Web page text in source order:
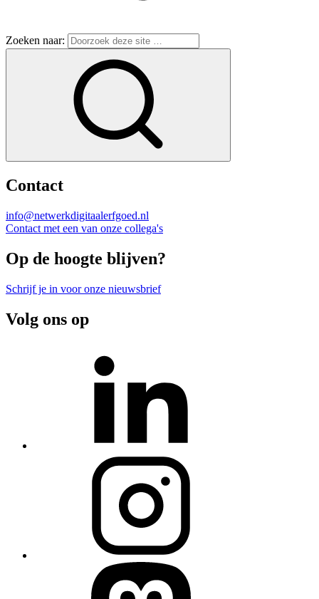
Zoeken naar:
Contact
info@netwerkdigitaalerfgoed.nl
Contact met een van onze collega's
Op de hoogte blijven?
Schrijf je in voor onze nieuwsbrief
Volg ons op